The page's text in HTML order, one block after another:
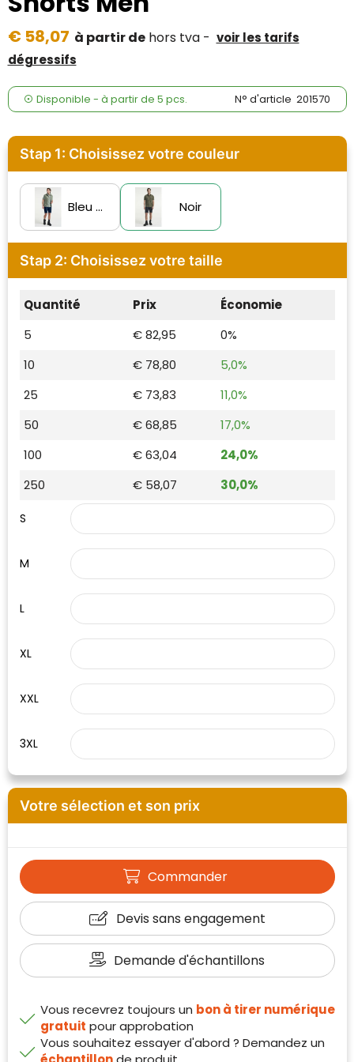
Fresh 'n Rebel
James Harvest
Kingcap
Mepal
Moleskine
MyKit
Ocean Bottle
Parker
Waterman
€ 58,07 à partir dehors tva - voir les tarifs
dégressifs
Disponible - à partir de 5 pcs. N° d'article 201570
Stap 1: Choisissez votre couleur
Bleu marine foncé Noir
Stap 2: Choisissez votre taille
Quantité Prix
Économie
5
€ 82,95
0%
10
€ 78,80
5,0%
25
€ 73,83
11,0%
50
€ 68,85
17,0%
100
€ 63,04
24,0%
250
€ 58,07 30,0%
S
M
L
XL
XXL
3XL
Votre sélection et son prix
Commander
Devis sans engagement
Demande d'échantillons
Vous recevrez toujours un bon à tirer numérique
gratuit pour approbation
Vous souhaitez essayer d'abord ? Demandez un
Klantenbeoordelingen laten zien hoe een
van klanten voldoet.
Trustindex werkt samen met 137
beoordelingsplatforms om